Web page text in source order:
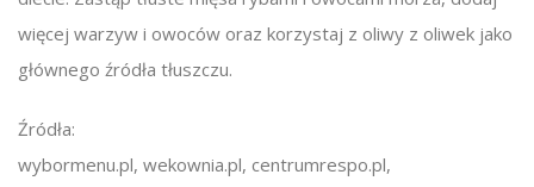
więcej warzyw i owoców oraz korzystaj z oliwy z oliwek jako
głównego źródła tłuszczu.
Źródła:
wybormenu.pl, wekownia.pl, centrumrespo.pl,